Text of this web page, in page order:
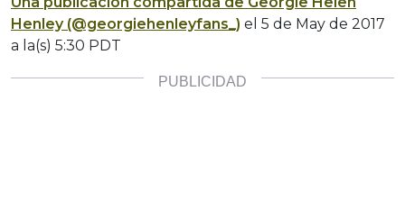
Henley (@georgiehenleyfans_) el 5 de May de 2017
a la(s) 5:30 PDT